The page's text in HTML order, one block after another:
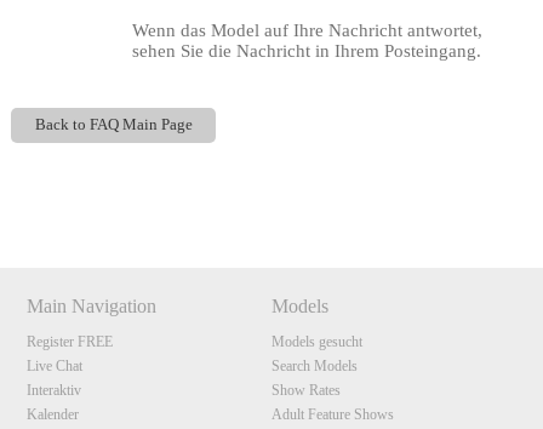
Wenn das Model auf Ihre Nachricht antwortet,
sehen Sie die Nachricht in Ihrem Posteingang.
Back to FAQ Main Page
Main Navigation
Register FREE
Live Chat
Interaktiv
Kalender
Models
Models gesucht
Search Models
Show Rates
Adult Feature Shows
120F
R
E
E
C
R
E
DI
T
S